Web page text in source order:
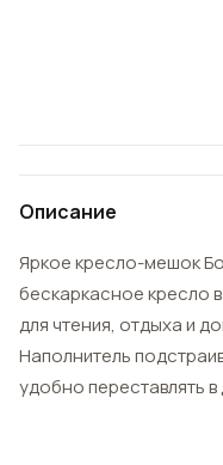
Описание
Яркое кресло-мешок
бескаркасное кресло
для чтения, отдыха и
Наполнитель
удобно переставлять